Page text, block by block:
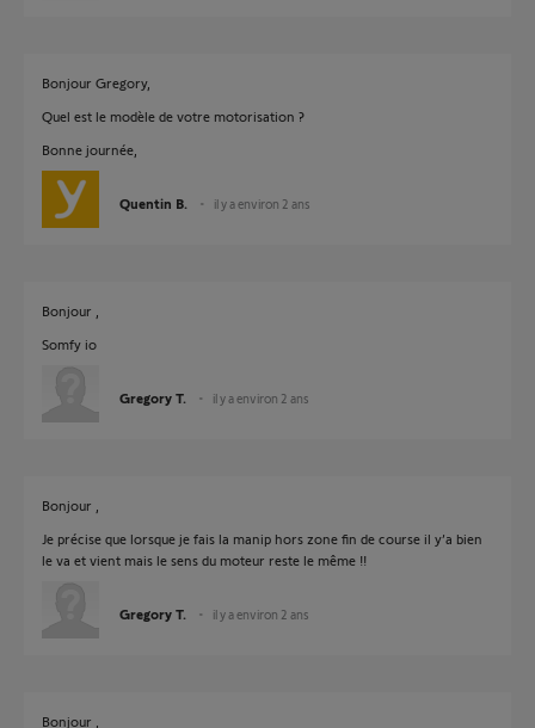
Bonjour Gregory,
Quel est le modèle de votre motorisation ?
Bonne journée,
Quentin B. il y a environ 2 ans
Bonjour ,
Somfy io
Gregory T. il y a environ 2 ans
Bonjour ,
Je précise que lorsque je fais la manip hors zone fin de course il y’a bien
le va et vient mais le sens du moteur reste le même !!
Gregory T. il y a environ 2 ans
Bonjour ,